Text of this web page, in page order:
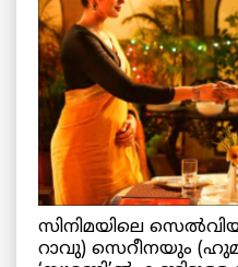
സിനിമയിലെ
റാവു) സെറീനയും